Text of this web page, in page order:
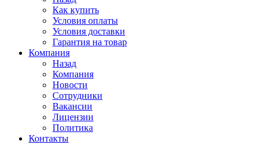
Как купить
Условия оплаты
Условия доставки
Гарантия на товар
Компания
Назад
Компания
Новости
Сотрудники
Вакансии
Лицензии
Политика
Контакты